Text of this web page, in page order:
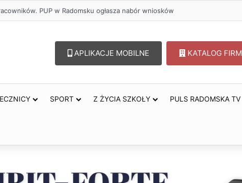
PUP w Radomsku ogłasza nabór wniosków
APLIKACJE MOBILNE KATALOG FIRM
SPORT Z ŻYCIA SZKOŁY PULS RADOMSKA TV